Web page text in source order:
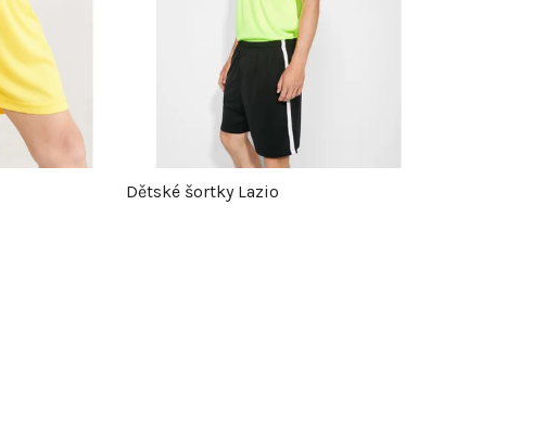
Dětské šortky Lazio